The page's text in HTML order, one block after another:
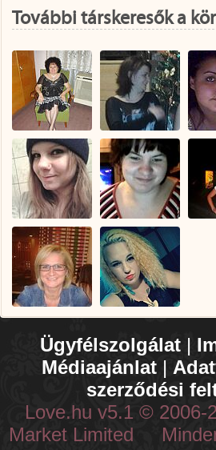
További társkeresők a
Ügyfélszolgálat |
Médiaajánlat|
szerződési
Love.hu v5.1 © 2006-
Market Limited